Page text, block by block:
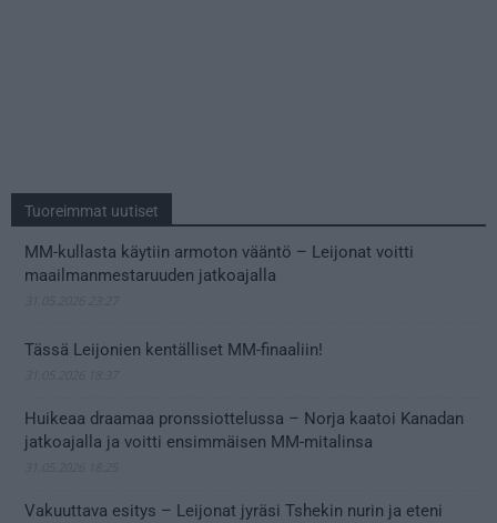
Tuoreimmat uutiset
MM-kullasta käytiin armoton vääntö – Leijonat voitti
maailmanmestaruuden jatkoajalla
Tässä Leijonien kentälliset MM-finaaliin!
Huikeaa draamaa pronssiottelussa – Norja kaatoi Kanadan
jatkoajalla ja voitti ensimmäisen MM-mitalinsa
Vakuuttava esitys – Leijonat jyräsi Tshekin nurin ja eteni